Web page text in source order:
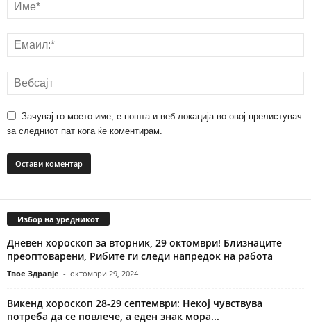
Зачувај го моето име, е-пошта и веб-локација во овој прелистувач
за следниот пат кога ќе коментирам.
Избор на уредникот
Дневен хороскоп за вторник, 29 октомври! Близнаците
преоптоварени, Рибите ги следи напредок на работа
Твое Здравје - октомври 29, 2024
Викенд хороскоп 28-29 септември: Некој чувствува
потреба да се повлече, а еден знак мора...